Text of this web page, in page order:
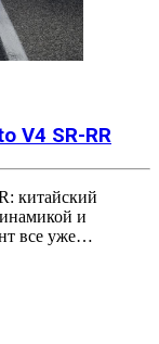
V4 SR-RR
китайский
и
все уже…